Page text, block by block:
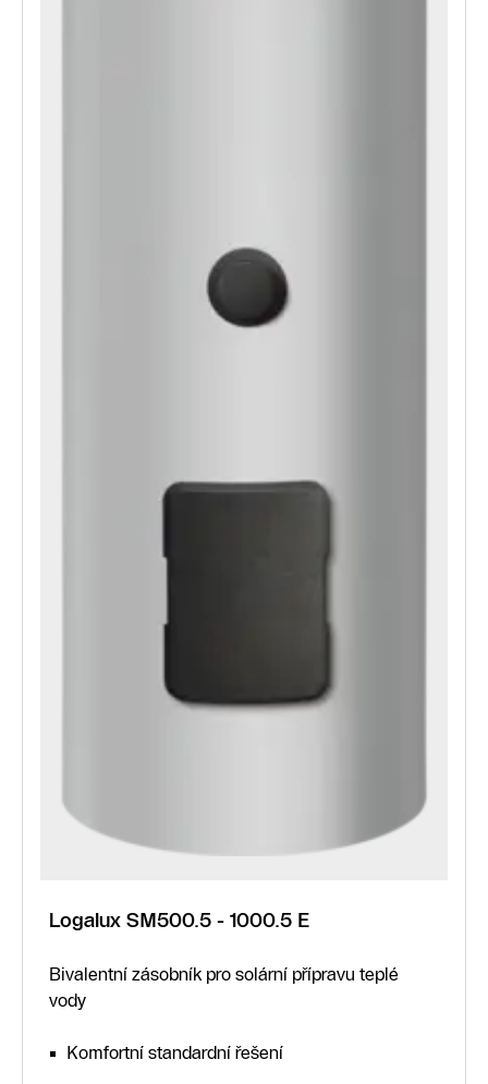
Logalux SM500.5 - 1000.5 E
Bivalentní zásobník pro solární přípravu teplé
vody
Komfortní standardní řešení